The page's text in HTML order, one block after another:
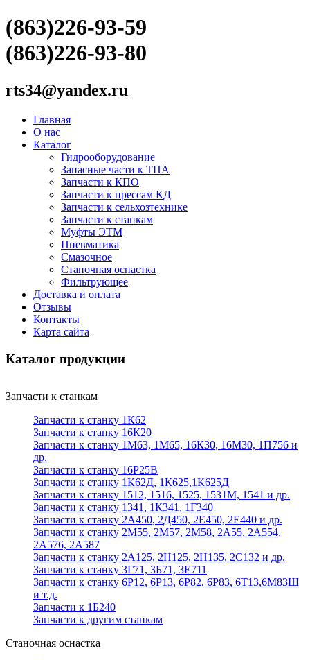
(863)226-93-59
(863)226-93-80
rts34@yandex.ru
Главная
О нас
Каталог
Гидрооборудование
Запасные части к ТПА
Запчасти к КПО
Запчасти к прессам КД
Запчасти к сельхозтехнике
Запчасти к станкам
Муфты ЭТМ
Пневматика
Смазочное
Станочная оснастка
Фильтрующее
Доставка и оплата
Отзывы
Контакты
Карта сайта
Каталог продукции
Запчасти к станкам
Запчасти к станку 1К62
Запчасти к станку 16К20
Запчасти к станку 1М63, 1М65, 16К30, 16М30, 1П756 и
др.
Запчасти к станку 16Р25В
Запчасти к станку 1К62Д, 1К625,1К625Д
Запчасти к станку 1512, 1516, 1525, 1531М, 1541 и др.
Запчасти к станку 1341, 1К341, 1Г340
Запчасти к станку 2А450, 2Д450, 2Е450, 2Е440 и др.
Запчасти к станку 2М55, 2М57, 2М58, 2А55, 2А554,
2А576, 2А587
Запчасти к станку 2А125, 2Н125, 2Н135, 2С132 и др.
Запчасти к станку 3Г71, 3Б71, 3Е711
Запчасти к станку 6Р12, 6Р13, 6Р82, 6Р83, 6Т13,6М83Ш
и т.д.
Запчасти к 1Б240
Запчасти к другим станкам
Станочная оснастка